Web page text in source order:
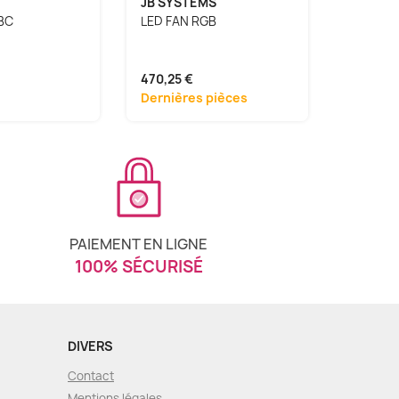
LED FAN RGB
470,25 €
Dernières pièces
PAIEMENT EN LIGNE
100% SÉCURISÉ
DIVERS
Contact